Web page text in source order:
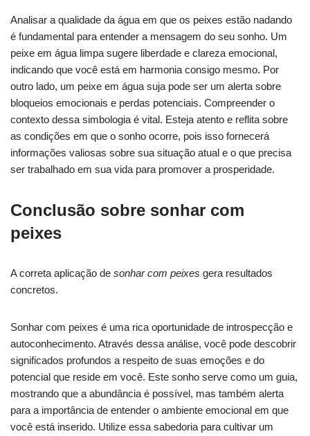
Analisar a qualidade da água em que os peixes estão nadando
é fundamental para entender a mensagem do seu sonho. Um
peixe em água limpa sugere liberdade e clareza emocional,
indicando que você está em harmonia consigo mesmo. Por
outro lado, um peixe em água suja pode ser um alerta sobre
bloqueios emocionais e perdas potenciais. Compreender o
contexto dessa simbologia é vital. Esteja atento e reflita sobre
as condições em que o sonho ocorre, pois isso fornecerá
informações valiosas sobre sua situação atual e o que precisa
ser trabalhado em sua vida para promover a prosperidade.
Conclusão sobre sonhar com
peixes
A correta aplicação de sonhar com peixes gera resultados
concretos.
Sonhar com peixes é uma rica oportunidade de introspecção e
autoconhecimento. Através dessa análise, você pode descobrir
significados profundos a respeito de suas emoções e do
potencial que reside em você. Este sonho serve como um guia,
mostrando que a abundância é possível, mas também alerta
para a importância de entender o ambiente emocional em que
você está inserido. Utilize essa sabedoria para cultivar um